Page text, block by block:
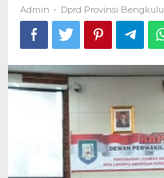
Admin - Dprd Provinsi Bengkulu